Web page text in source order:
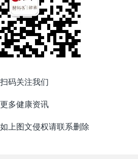
扫码关注我们
更多健康资讯
上图文侵权请联系删除